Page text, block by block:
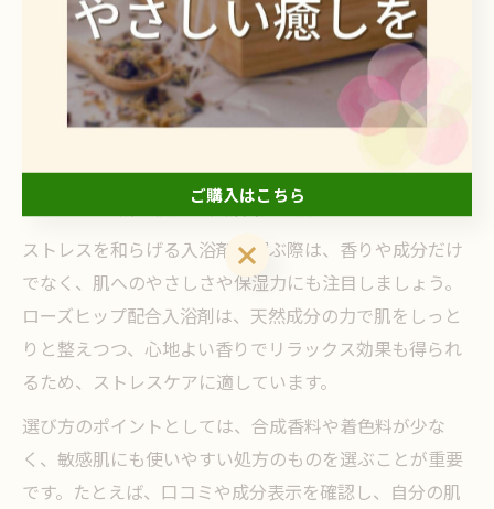
香りの好みは人それぞれですが、ローズヒップ入浴剤は
万人受けしやすいフローラル系の香りが多く、家族での
バスタイムにも適しています。実際に利用者からは「お
風呂上がりもほのかに香りが続き、気分がリフレッシュ
ストレス軽減に役立つ入浴剤の選び方
ストレスを和らげる入浴剤を選ぶ際は、香りや成分だけ
でなく、肌へのやさしさや保湿力にも注目しましょう。
ローズヒップ配合入浴剤は、天然成分の力で肌をしっと
りと整えつつ、心地よい香りでリラックス効果も得られ
るため、ストレスケアに適しています。
選び方のポイントとしては、合成香料や着色料が少な
く、敏感肌にも使いやすい処方のものを選ぶことが重要
です。たとえば、口コミや成分表示を確認し、自分の肌
ご購入はこちら
ご購入はこちら